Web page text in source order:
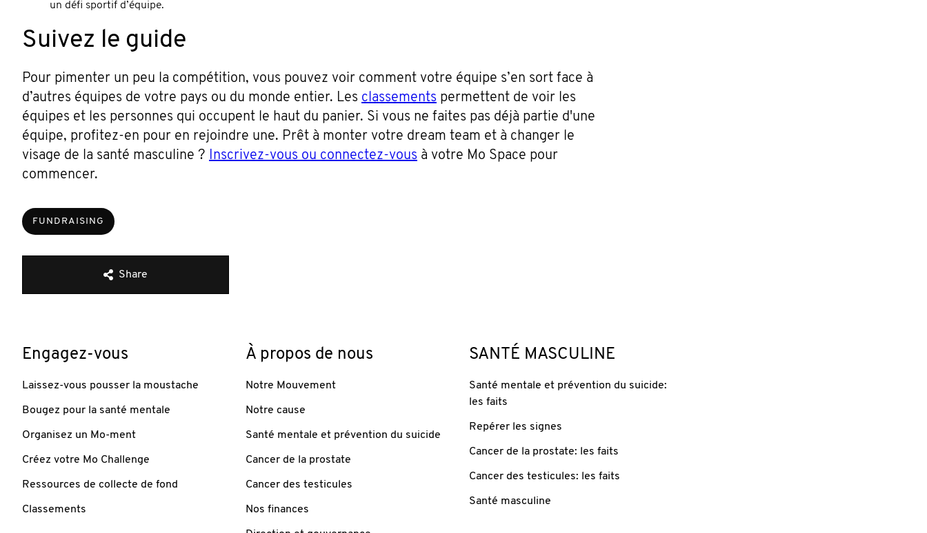
un défi sportif d’équipe.
Suivez le guide
Pour pimenter un peu la compétition, vous pouvez voir comment votre équipe s’en sort face à
d’autres équipes de votre pays ou du monde entier. Les classements permettent de voir les
équipes et les personnes qui occupent le haut du panier. Si vous ne faites pas déjà partie d'une
équipe, profitez-en pour en rejoindre une. Prêt à monter votre dream team et à changer le
visage de la santé masculine ?
Inscrivez-vous ou connectez-vous à votre Mo Space pour
commencer.
FUNDRAISING
Share
Engagez-vous
Laissez-vous pousser la moustache
Bougez pour la santé mentale
Organisez un Mo-ment
Créez votre Mo Challenge
Ressources de collecte de fond
Classements
À propos de nous
Notre Mouvement
Notre cause
Santé mentale et prévention du suicide
Cancer de la prostate
Cancer des testicules
Nos finances
SANTÉ MASCULINE
Santé mentale et prévention du suicide:
les faits
Repérer les signes
Cancer de la prostate: les faits
Cancer des testicules: les faits
Santé masculine